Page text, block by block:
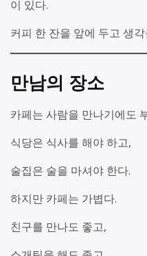
이 있다.
커피 한 잔을 앞에 두고 생
만남의 장소
카페는 사람을 만나기에도
식당은 식사를 해야 하고,
술집은 술을 마셔야 한다.
하지만 카페는 가볍다.
친구를 만나도 좋고,